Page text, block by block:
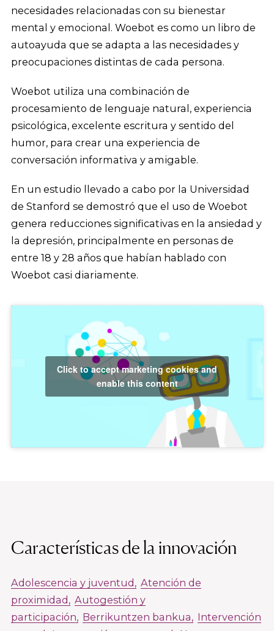
necesidades relacionadas con su bienestar
mental y emocional. Woebot es como un libro de
autoayuda que se adapta a las necesidades y
preocupaciones distintas de cada persona.
Woebot utiliza una combinación de
procesamiento de lenguaje natural, experiencia
psicológica, excelente escritura y sentido del
humor, para crear una experiencia de
conversación informativa y amigable.
En un estudio llevado a cabo por la Universidad
de Stanford se demostró que el uso de Woebot
genera reducciones significativas en la ansiedad y
la depresión, principalmente en personas de
entre 18 y 28 años que habían hablado con
Woebot casi diariamente.
Click to accept marketing cookies and
enable this content
Características de la innovación
Adolescencia y juventud
Atención de
proximidad
Autogestión y
participación Berrikuntzen bankua
Intervención